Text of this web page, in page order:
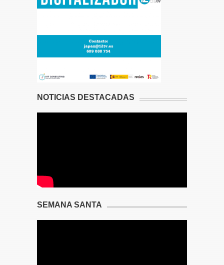
NOTICIAS DESTACADAS
SEMANA SANTA